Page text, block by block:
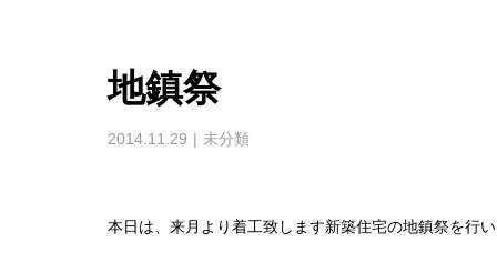
地鎮祭
2014.11.29 未分類
本日は、来月より着工致します新築住宅の地鎮祭を行